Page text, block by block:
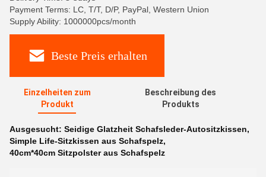
Payment Terms: LC, T/T, D/P, PayPal, Western Union
Supply Ability: 1000000pcs/month
Beste Preis erhalten
Einzelheiten zum
Produkt
Beschreibung des
Produkts
Ausgesucht: Seidige Glatzheit Schafsleder-Autositzkissen,
Simple Life-Sitzkissen aus Schafspelz,
40cm*40cm Sitzpolster aus Schafspelz